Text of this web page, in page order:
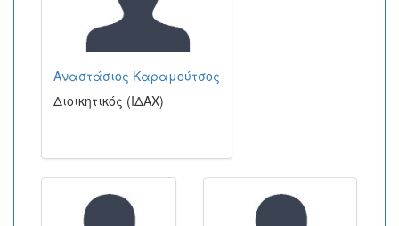
Αναστάσιος Καραμούτσος
Διοικητικός (ΙΔΑΧ)